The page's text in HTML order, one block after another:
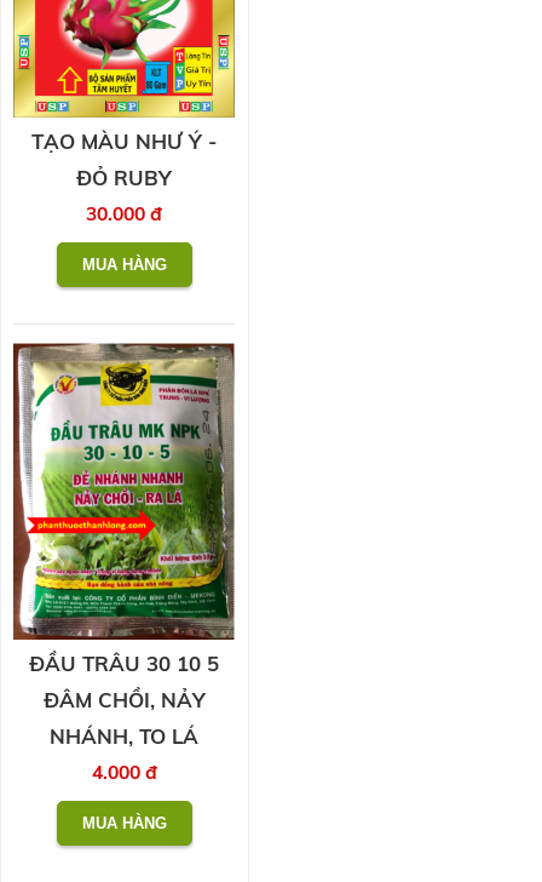
TẠO MÀU NHƯ Ý -
ĐỎ RUBY
30.000 đ
ĐẦU TRÂU 30 10 5
ĐÂM CHỒI, NẢY
NHÁNH, TO LÁ
4.000 đ